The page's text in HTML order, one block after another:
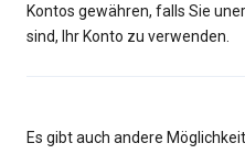
Kontos gewähren, falls Sie
sind, Ihr Konto zu verwenden.
Es gibt auch andere